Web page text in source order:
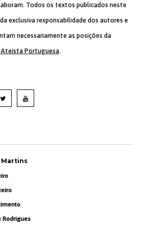
Todos os textos publicados neste
exclusiva responsabilidade dos autores e
necessariamente as posições da
Portuguesa.
Rodrigues